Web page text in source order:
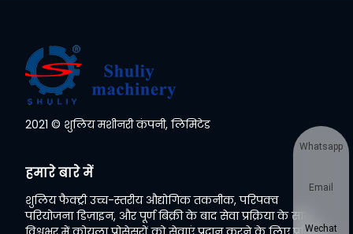
2021 © शुलिय मशीनरी कंपनी, लिमिटेड
हमारे बारे में
शुलिय फैक्ट्री उच्च-स्तरीय औद्योगिक तकनीक, परिपक्व
परियोजना डिज़ाइन, और पूर्ण बिक्री के बाद सेवा प्रक्रिया के साथ
Whatsapp
Email
Wechat